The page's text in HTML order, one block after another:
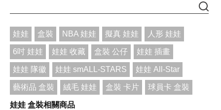
娃娃 盒裝 NBA 娃娃 擬真 娃娃 人形 娃娃
6吋 娃娃 娃娃 收藏 盒裝 公仔 娃娃 插畫
娃娃 隊徽 娃娃 smALL-STARS 娃娃 All-Star
藝術品 盒裝 絨毛 娃娃 盒裝 卡片 球員卡 盒裝
娃娃 盒裝相關商品